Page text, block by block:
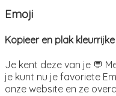
Emoji
Kopieer en plak
Je kent deze van je 💬
je kunt nu je favoriete
onze website en ze